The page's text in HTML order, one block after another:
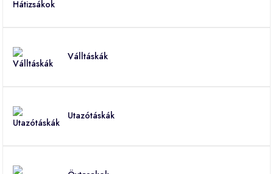
Válltáskák
Utazótáskák